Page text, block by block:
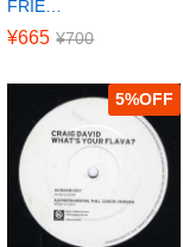
FRIE…
¥665 ¥700
5%